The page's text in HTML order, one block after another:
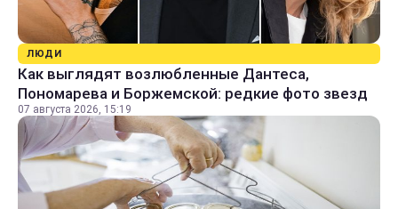
ЛЮДИ
Как выглядят возлюбленные Дантеса,
Пономарева и Боржемской: редкие фото звезд
07 августа 2026, 15:19